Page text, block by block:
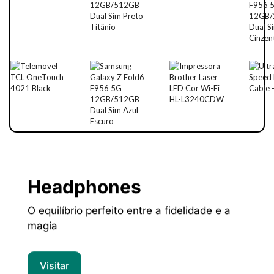
Headphones
O equilíbrio perfeito entre a fidelidade e a
magia
Visitar